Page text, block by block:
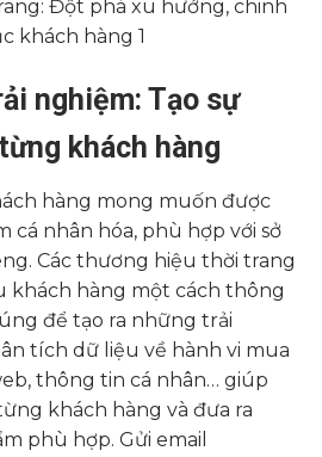
nghiệm: Tạo sự
khách hàng
hàng mong muốn được
cá nhân hóa, phù hợp với sở
Các thương hiệu thời trang
khách hàng một cách thông
để tạo ra những trải
tích dữ liệu về hành vi mua
thông tin cá nhân… giúp
khách hàng và đưa ra
phù hợp. Gửi email